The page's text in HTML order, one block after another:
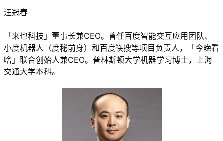
汪冠春
「来也科技」董事长兼CEO。曾任百度智能交互应用团队、
小度机器人（度秘前身）和百度筷搜等项目负责人，「今晚看
啥」联合创始人兼CEO。普林斯顿大学机器学习博士，上海
交通大学本科。